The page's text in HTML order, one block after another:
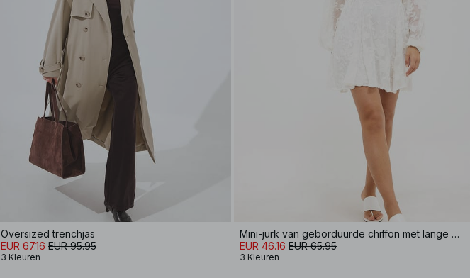
Oversized trenchjas
EUR 67.16 EUR 95.95
3 Kleuren
Mini-jurk van geborduurde chiffon met lange mouwen
EUR 46.16 EUR 65.95
3 Kleuren